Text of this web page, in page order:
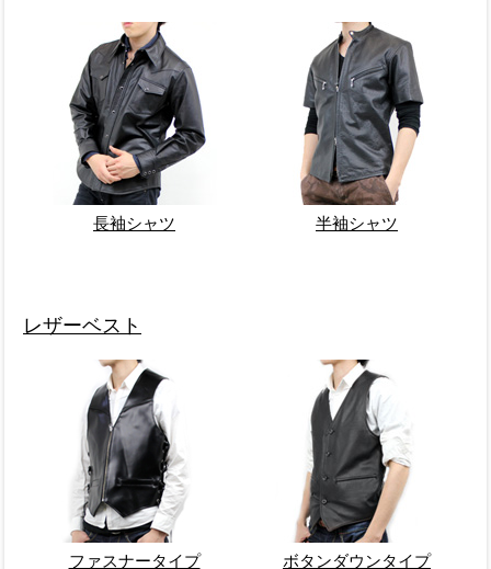
長袖シャツ 半袖シャツ
レザーベスト
ファスナータイプ ボタンダウンタイプ